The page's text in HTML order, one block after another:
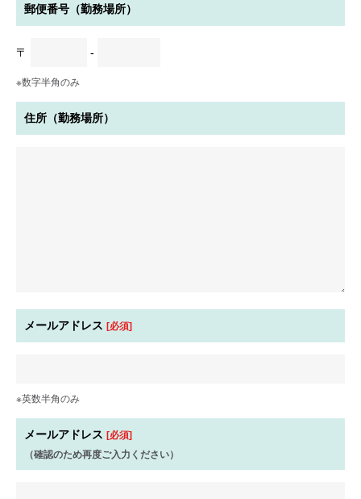
郵便番号（勤務場所）
〒 -
※数字半角のみ
住所（勤務場所）
メールアドレス [必須]
※英数半角のみ
メールアドレス [必須]
（確認のため再度ご入力ください）